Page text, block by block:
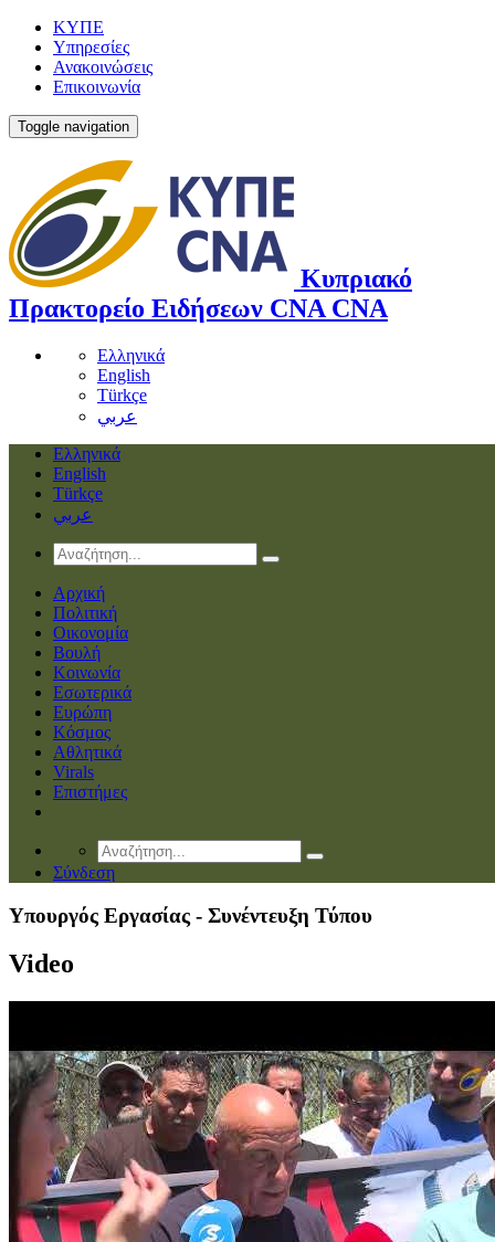
ΚΥΠΕ
Υπηρεσίες
Ανακοινώσεις
Επικοινωνία
Toggle navigation
Κυπριακό
Πρακτορείο Ειδήσεων CNA CNA
Ελληνικά
English
Türkçe
عربي
Ελληνικά
English
Türkçe
عربي
Αρχική
Πολιτική
Οικονομία
Βουλή
Κοινωνία
Εσωτερικά
Ευρώπη
Κόσμος
Αθλητικά
Virals
Επιστήμες
Σύνδεση
Υπουργός Εργασίας - Συνέντευξη Τύπου
Video